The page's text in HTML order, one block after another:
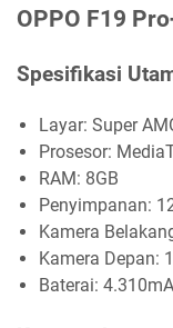
OPPO F19
Spesifikasi
Layar: Super
Prosesor:
RAM: 8GB
Penyimpanan:
Kamera
Kamera Depan:
Baterai: